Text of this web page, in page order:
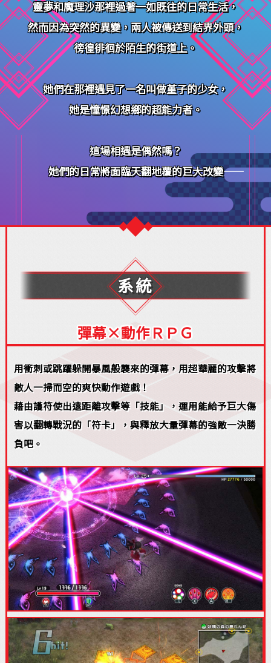
靈夢和魔理沙那裡過著一如既往的日常生活，
然而因為突然的異變，兩人被傳送到結界外頭，
徬徨徘徊於陌生的街道上。
她們在那裡遇見了一名叫做堇子的少女，
她是憧憬幻想鄉的超能力者。
這場相遇是偶然嗎？
她們的日常將面臨天翻地覆的巨大改變――
系統
彈幕×動作ＲＰＧ
用衝刺或跳躍躲開暴風般襲來的彈幕，用超華麗的攻擊將
敵人一掃而空的爽快動作遊戲！
藉由護符使出遠距離攻擊等「技能」，運用能給予巨大傷
害以翻轉戰況的「符卡」，與釋放大量彈幕的強敵一決勝
負吧。